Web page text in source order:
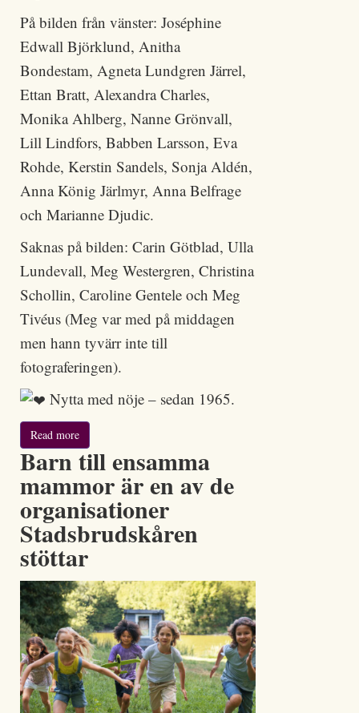
På bilden från vänster: Joséphine
Edwall Björklund, Anitha
Bondestam, Agneta Lundgren Järrel,
Ettan Bratt, Alexandra Charles,
Monika Ahlberg, Nanne Grönvall,
Lill Lindfors, Babben Larsson, Eva
Rohde, Kerstin Sandels, Sonja Aldén,
Anna König Järlmyr, Anna Belfrage
och Marianne Djudic.
Saknas på bilden: Carin Götblad, Ulla
Lundevall, Meg Westergren, Christina
Schollin, Caroline Gentele och Meg
Tivéus (Meg var med på middagen
men hann tyvärr inte till
fotograferingen).
Nytta med nöje – sedan 1965.
Read more
Barn till ensamma
mammor är en av de
organisationer
Stadsbrudskåren
stöttar